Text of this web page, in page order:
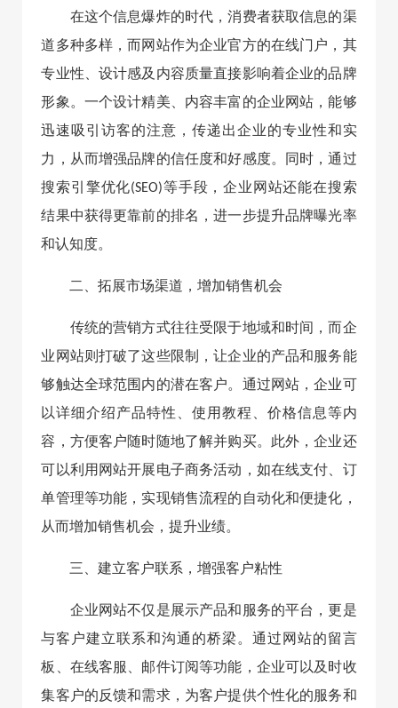
在这个信息爆炸的时代，消费者获取信息的渠
道多种多样，而网站作为企业官方的在线门户，其
专业性、设计感及内容质量直接影响着企业的品牌
形象。一个设计精美、内容丰富的企业网站，能够
迅速吸引访客的注意，传递出企业的专业性和实
力，从而增强品牌的信任度和好感度。同时，通过
搜索引擎优化(SEO)等手段，企业网站还能在搜索
结果中获得更靠前的排名，进一步提升品牌曝光率
和认知度。
二、拓展市场渠道，增加销售机会
传统的营销方式往往受限于地域和时间，而企
业网站则打破了这些限制，让企业的产品和服务能
够触达全球范围内的潜在客户。通过网站，企业可
以详细介绍产品特性、使用教程、价格信息等内
容，方便客户随时随地了解并购买。此外，企业还
可以利用网站开展电子商务活动，如在线支付、订
单管理等功能，实现销售流程的自动化和便捷化，
从而增加销售机会，提升业绩。
三、建立客户联系，增强客户粘性
企业网站不仅是展示产品和服务的平台，更是
与客户建立联系和沟通的桥梁。通过网站的留言
板、在线客服、邮件订阅等功能，企业可以及时收
集客户的反馈和需求，为客户提供个性化的服务和